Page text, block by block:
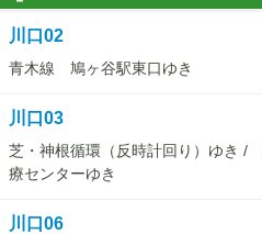
川口02
青木線 鳩ヶ谷駅東口ゆき
川口03
芝・神根循環（反時計回り）ゆき /
療センターゆき
川口06